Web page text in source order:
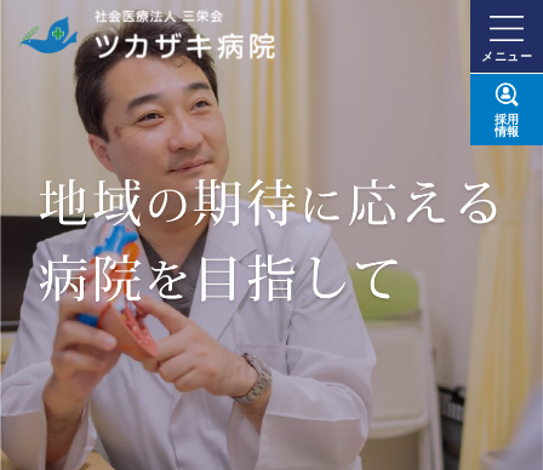
メニュー
採用
情報